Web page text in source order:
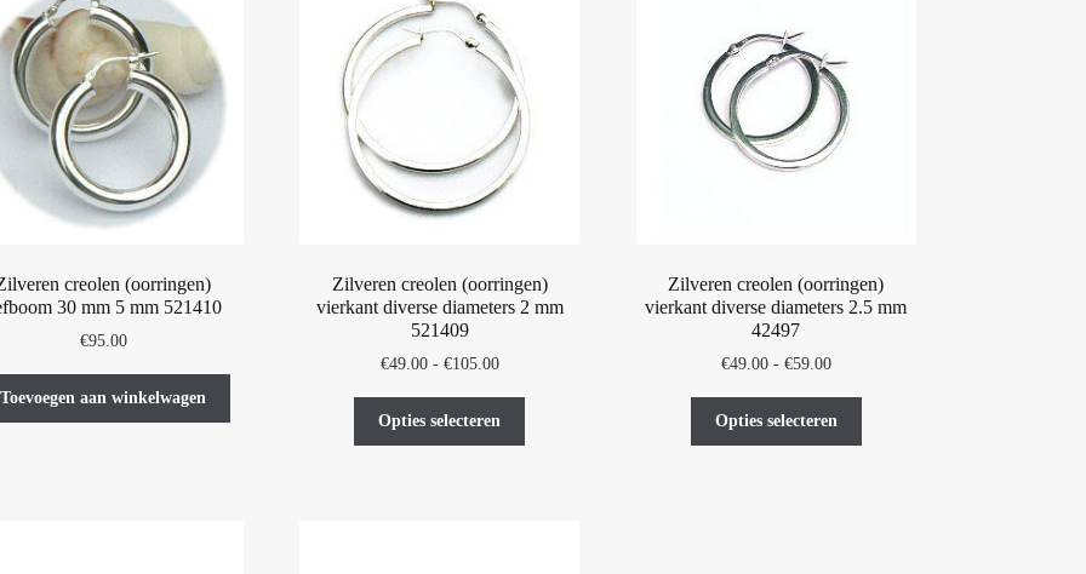
creolen (oorringen)
30 mm 5 mm 521410
€95.00
Toevoegen aan winkelwagen
Zilveren creolen (oorringen)
vierkant diverse diameters 2 mm
521409
€49.00 - €105.00Prijsklasse:
tot
€105.00
Opties selecteren
Zilveren creolen (oorringen)
vierkant diverse diameters 2.5 mm
42497
€49.00 - €59.00Prijsklasse:
tot
€59.00
Opties selecteren